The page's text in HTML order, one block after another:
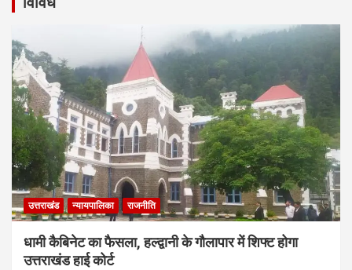
उत्तराखंड न्यायपालिका राजनीति
धामी कैबिनेट का फैसला, हल्द्वानी के गौलापार में शिफ्ट होगा
उत्तराखंड हाई कोर्ट